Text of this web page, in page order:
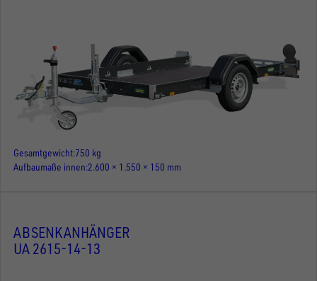
Gesamtgewicht 750 kg
Aufbaumaße innen 2.600 × 1.550 × 150 mm
ABSENKANHÄNGER
UA 2615-14-13